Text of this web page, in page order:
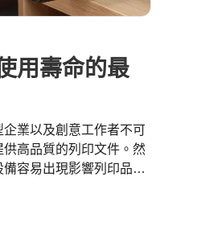
用壽命的最
業以及創意工作者不可
高品質的列印文件。然
容易出現影響列印品質
護不僅能確保最佳性